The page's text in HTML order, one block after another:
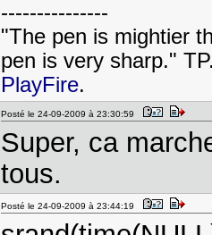
---------------
"The pen is mightier
pen is very sharp."
PlayFire.
Posté le 24-09-2009 à 23:30:59
Super, ca
tous.
Posté le 24-09-2009 à 23:44:19